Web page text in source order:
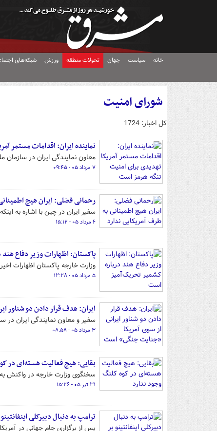
خانه سیاست جهان تحولات منطقه ورزش شبکه‌های
شورای امنیت
کل اخبار: 1724
نماینده ایران: اقدامات مستمر
معاون نمایندگی ایران در
۷ مرداد ۰۵ - ۰۹:۴۵
رحمانی فضلی: ایران هیچ
سفیر ایران در چین با اشاره به
۶ مرداد ۰۵ - ۱۵:۱۲
پاکستان: اظهارات وزیر دفاع
وزارت خارجه پاکستان اظهارات
۵ مرداد ۰۵ - ۱۲:۲۸
ایران: هدف قرار دادن دو شناور
سفیر و معاون نمایندگی ایران
۳ مرداد ۰۵ - ۰۸:۵۸
بقایی: هیچ فعالیت هسته‌ای در
سخنگوی وزارت خارجه در واکنش به
۳۱ تیر ۰۵ - ۱۵:۲۶
ترامپ به دنبال دبیرکلی
پس از برگزاری جام جهانی در